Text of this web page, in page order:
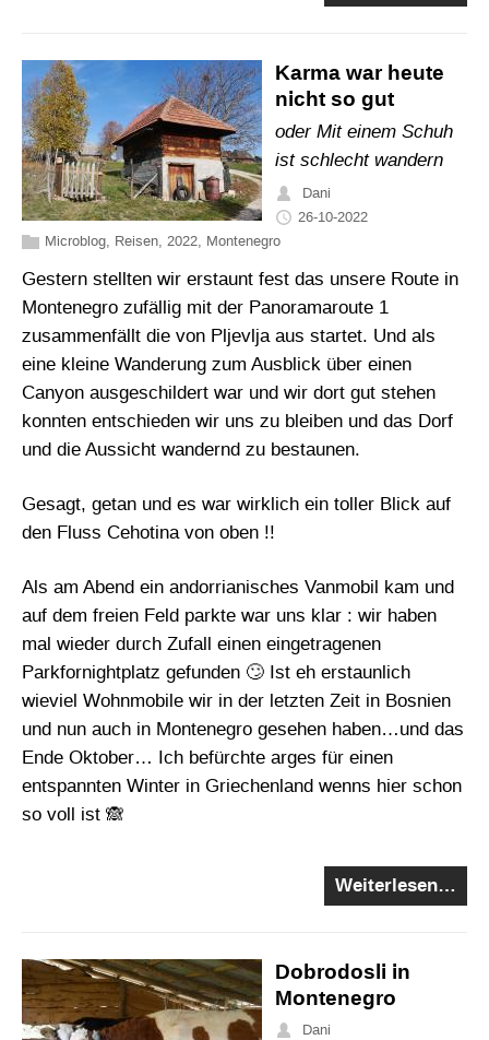
Karma war heute
nicht so gut
oder Mit einem Schuh
ist schlecht wandern
Dani
26-10-2022
Microblog, Reisen, 2022, Montenegro
Gestern stellten wir erstaunt fest das unsere Route in
Montenegro zufällig mit der Panoramaroute 1
zusammenfällt die von Pljevlja aus startet. Und als
eine kleine Wanderung zum Ausblick über einen
Canyon ausgeschildert war und wir dort gut stehen
konnten entschieden wir uns zu bleiben und das Dorf
und die Aussicht wandernd zu bestaunen.
Gesagt, getan und es war wirklich ein toller Blick auf
den Fluss Cehotina von oben !!
Als am Abend ein andorrianisches Vanmobil kam und
auf dem freien Feld parkte war uns klar : wir haben
mal wieder durch Zufall einen eingetragenen
Parkfornightplatz gefunden 🙄 Ist eh erstaunlich
wieviel Wohnmobile wir in der letzten Zeit in Bosnien
und nun auch in Montenegro gesehen haben…und das
Ende Oktober… Ich befürchte arges für einen
entspannten Winter in Griechenland wenns hier schon
so voll ist 🙈
Weiterlesen…
Dobrodosli in
Montenegro
Dani